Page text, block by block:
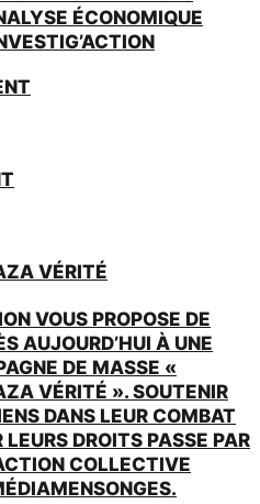
ÉCONOMIQUE
VÉRITÉ
VOUS PROPOSE DE
AUJOURD’HUI À UNE
DE MASSE «
VÉRITÉ ». SOUTENIR
DANS LEUR COMBAT
LEURS DROITS PASSE PAR
COLLECTIVE